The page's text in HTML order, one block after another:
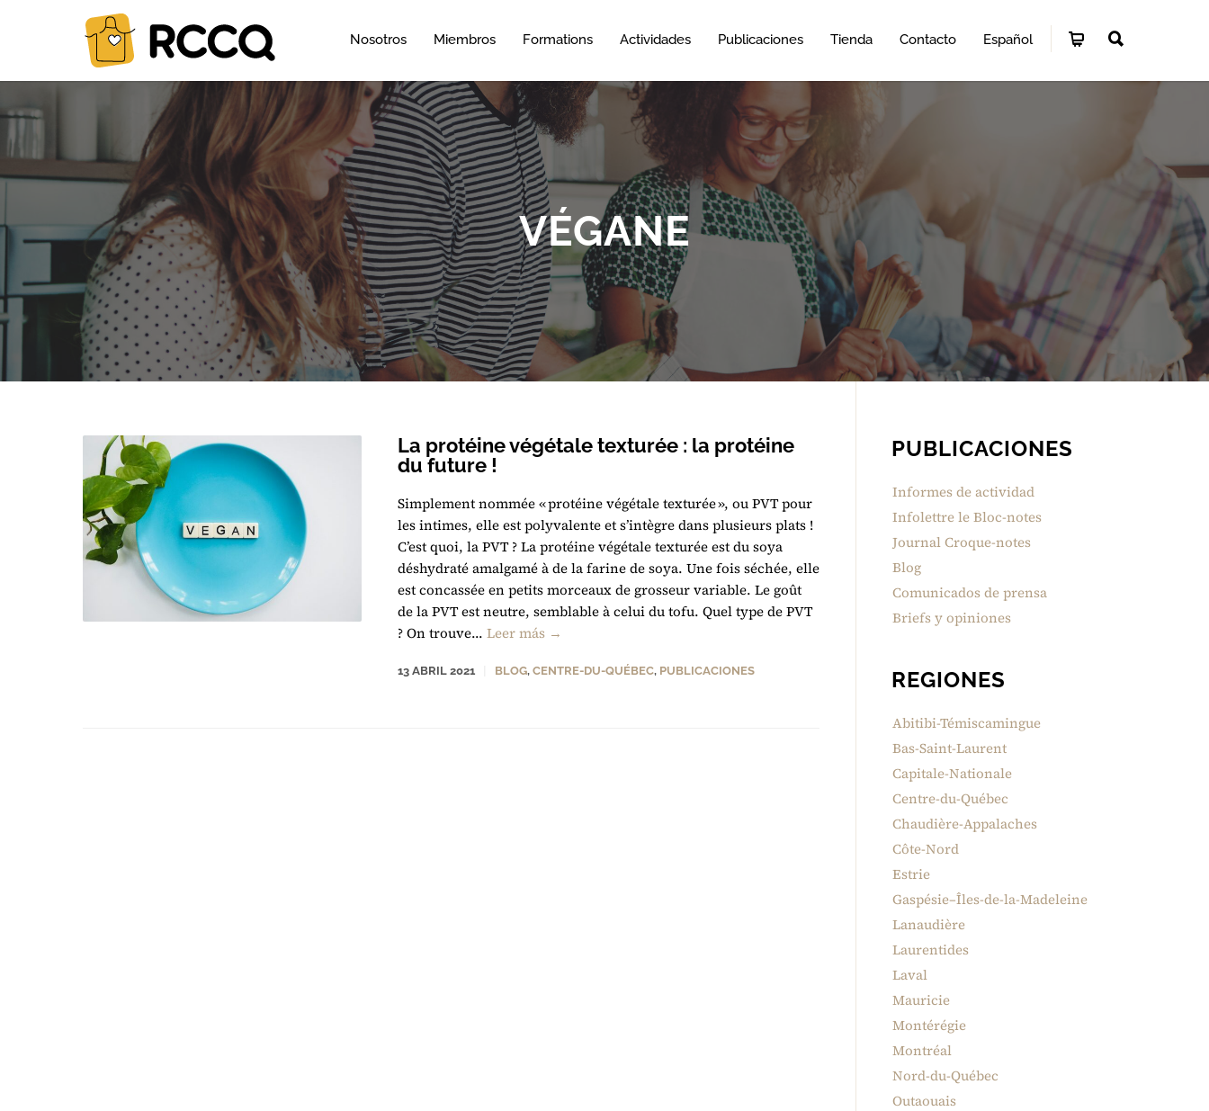
Nosotros Miembros Formations Actividades Publicaciones Tienda Contacto Español
VÉGANE
La protéine végétale texturée : la protéine
du future !
Simplement nommée « protéine végétale texturée », ou PVT pour
les intimes, elle est polyvalente et s’intègre dans plusieurs plats !
C’est quoi, la PVT ? La protéine végétale texturée est du soya
déshydraté amalgamé à de la farine de soya. Une fois séchée, elle
est concassée en petits morceaux de grosseur variable. Le goût
de la PVT est neutre, semblable à celui du tofu. Quel type de PVT
? On trouve... Leer más →
13 ABRIL 2021 BLOG, CENTRE-DU-QUÉBEC, PUBLICACIONES
PUBLICACIONES
Informes de actividad
Infolettre le Bloc-notes
Journal Croque-notes
Blog
Comunicados de prensa
Briefs y opiniones
REGIONES
Abitibi-Témiscamingue
Bas-Saint-Laurent
Capitale-Nationale
Centre-du-Québec
Chaudière-Appalaches
Côte-Nord
Estrie
Gaspésie–Îles-de-la-Madeleine
Lanaudière
Laurentides
Laval
Mauricie
Montérégie
Montréal
Nord-du-Québec
Outaouais